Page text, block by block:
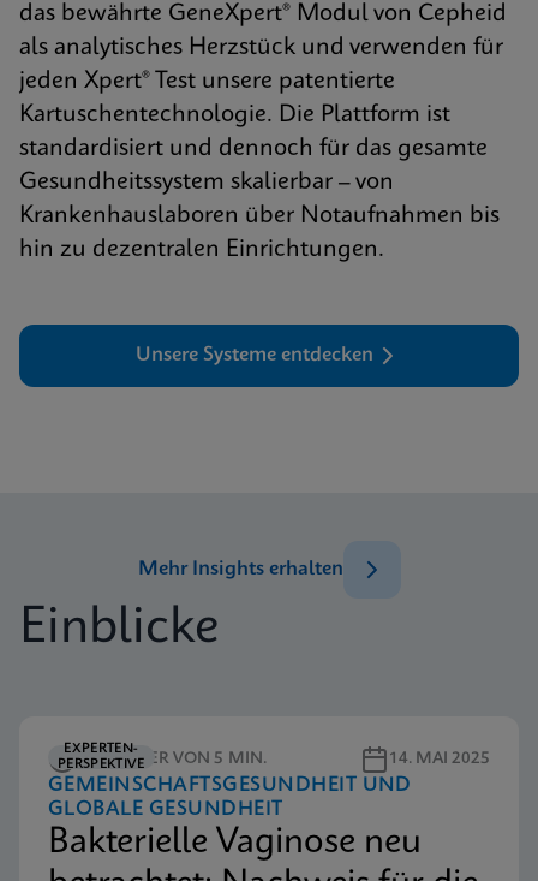
das bewährte GeneXpert® Modul von Cepheid
als analytisches Herzstück und verwenden für
jeden Xpert® Test unsere patentierte
Kartuschentechnologie. Die Plattform ist
standardisiert und dennoch für das gesamte
Gesundheitssystem skalierbar – von
Krankenhauslaboren über Notaufnahmen bis
hin zu dezentralen Einrichtungen.
Unsere Systeme entdecken
Einblicke
Mehr Insights erhalten
EXPERTEN-
PERSPEKTIVE
LESEDAUER VON 5 MIN. 14. MAI 2025
GEMEINSCHAFTSGESUNDHEIT UND
GLOBALE GESUNDHEIT
Bakterielle Vaginose neu